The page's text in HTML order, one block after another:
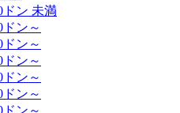
ドン 未満
ドン～
ドン～
ドン～
ドン～
ドン～